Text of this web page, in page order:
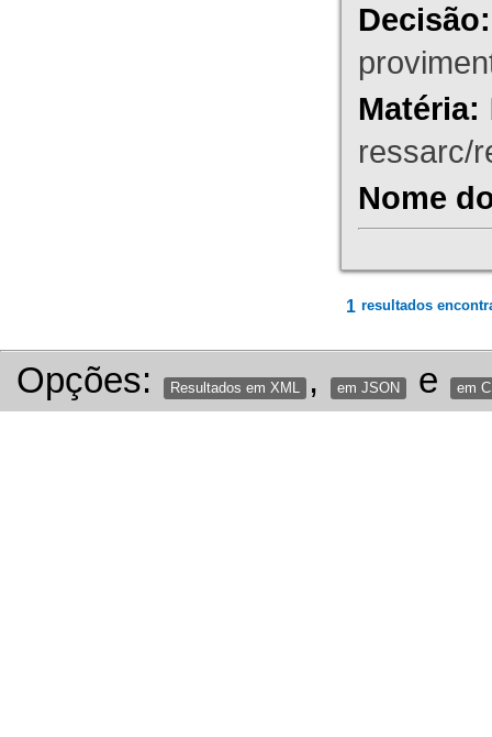
Decisão:
Matéria:
ressarc/
Nome
1 resultados
Opções: Resultados em XML , em JSON e em